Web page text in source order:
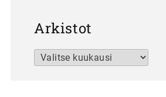
Arkistot
Arkistot